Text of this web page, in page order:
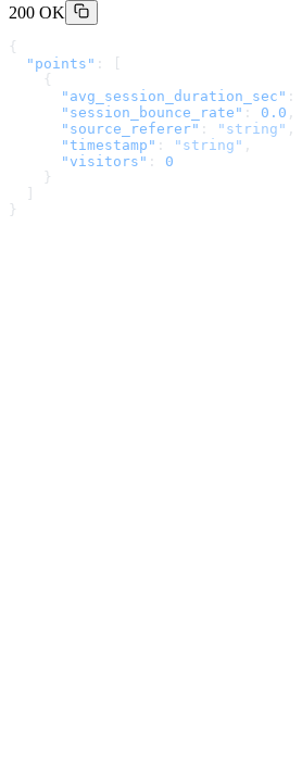
200 OK
{
  "points"
: [
    {
      "avg_session_duration_sec"
:
      "session_bounce_rate"
: 0.0 ,
      "source_referer"
: "string" ,
      "timestamp"
: "string" ,
      "visitors"
: 0
    }
}